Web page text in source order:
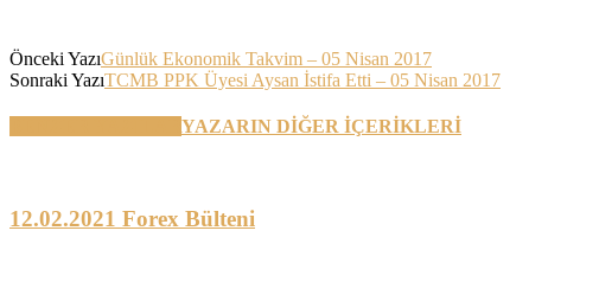
Önceki YazıGünlük Ekonomik Takvim – 05 Nisan 2017
Sonraki YazıTCMB PPK Üyesi Aysan İstifa Etti – 05 Nisan 2017
YAZARIN DİĞER İÇERİKLERİ
12.02.2021 Forex Bülteni